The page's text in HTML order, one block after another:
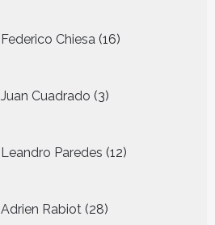
Federico Chiesa 16
producten
Juan Cuadrado 3
producten
Leandro Paredes 12
producten
Adrien Rabiot 28
producten